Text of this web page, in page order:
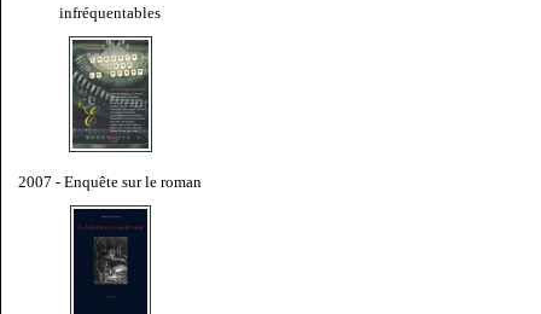
infréquentables
2007 - Enquête sur le roman